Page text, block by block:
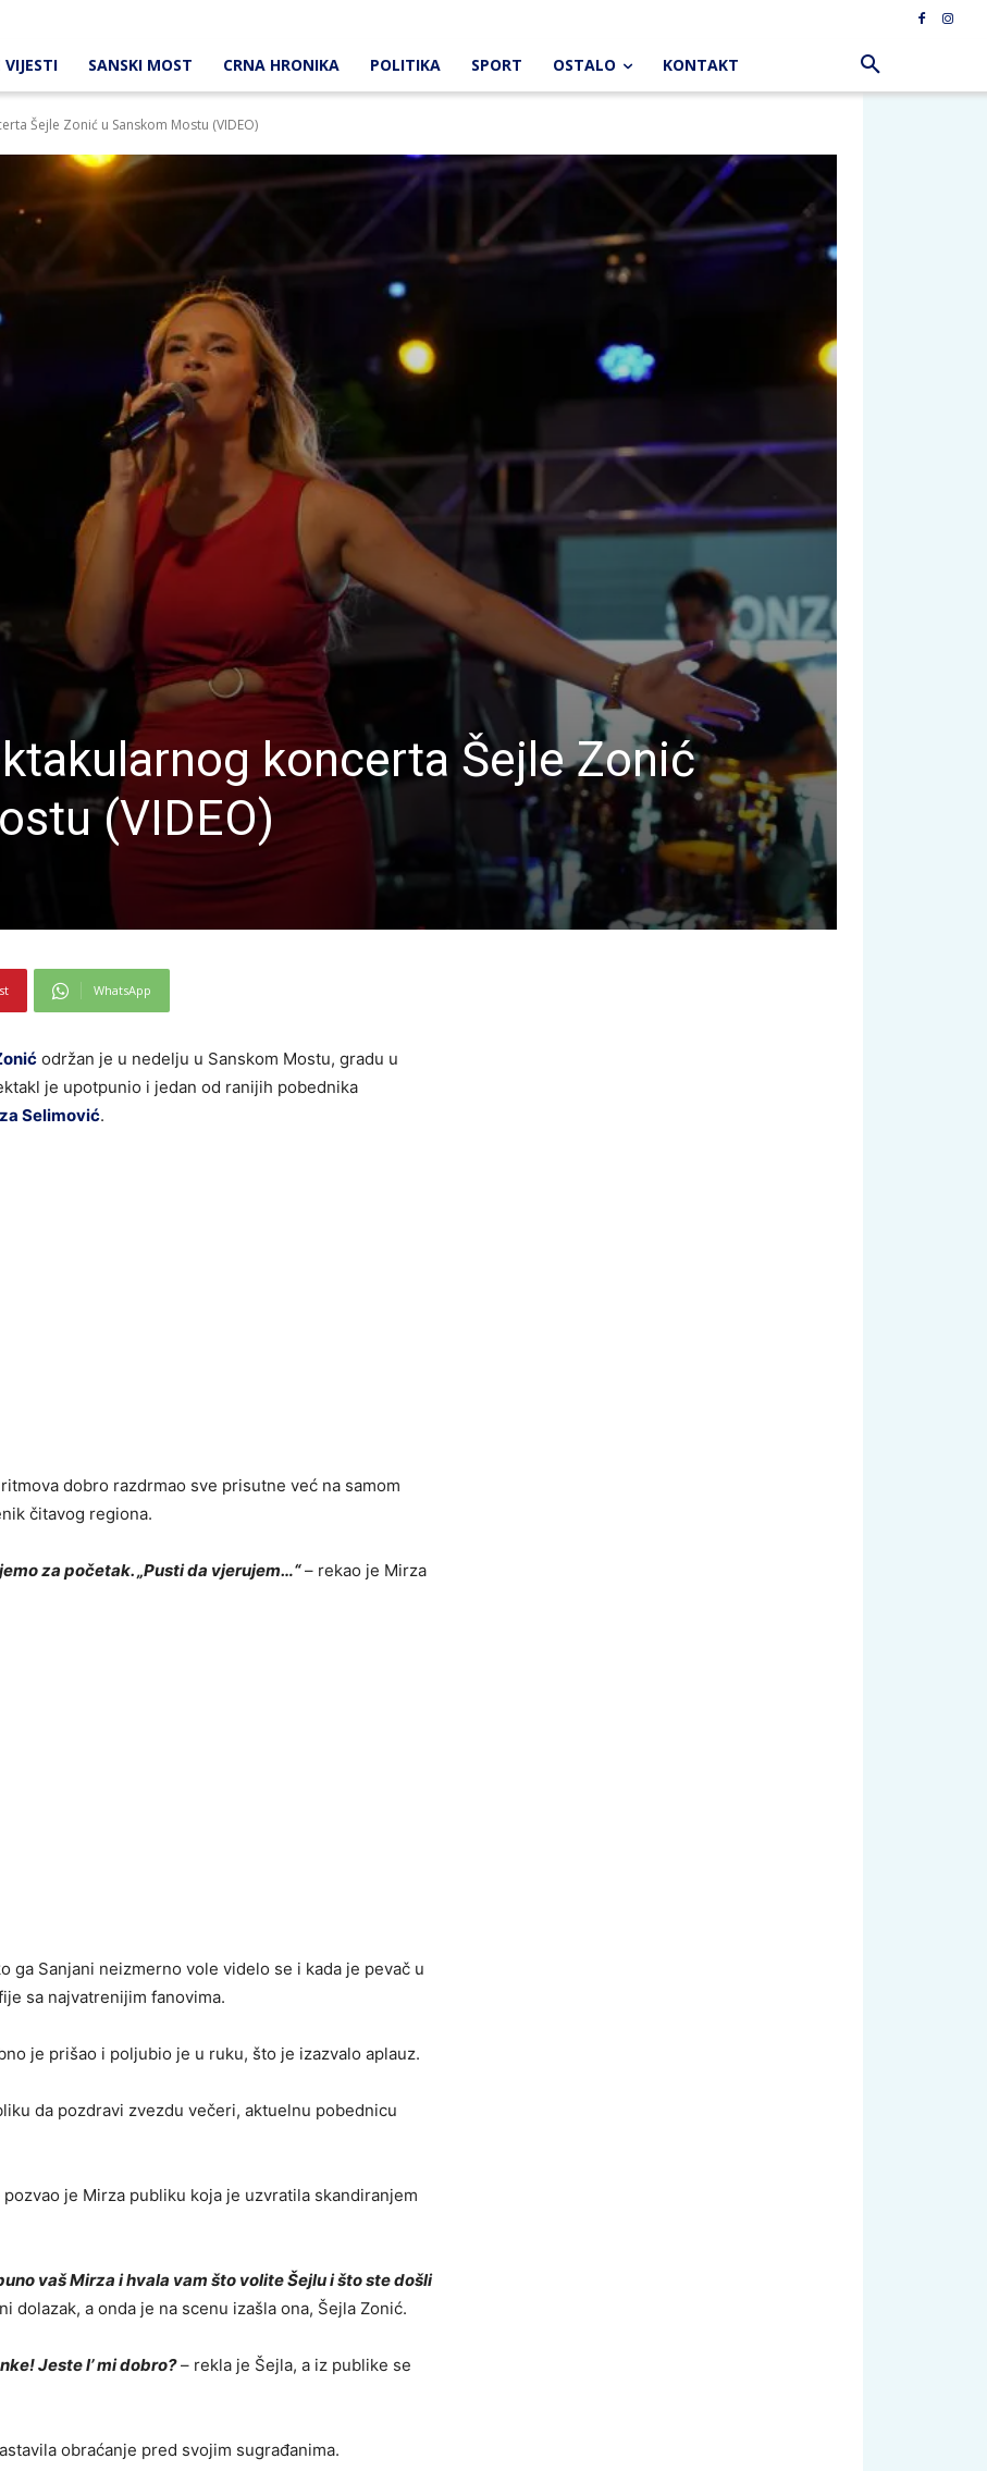
VIJESTI SANSKI MOST CRNA HRONIKA POLITIKA SPORT OSTALO KONTAKT
Šejle Zonić u Sanskom Mostu (VIDEO)
koncerta Šejle Zonić
(VIDEO)
WhatsApp
održan je u nedelju u Sanskom Mostu, gradu u
je upotpunio i jedan od ranijih pobednika
Selimović.
dobro razdrmao sve prisutne već na samom
čitavog regiona.
za početak. „Pusti da vjerujem…“– rekao je Mirza
ga Sanjani neizmerno vole videlo se i kada je pevač u
sa najvatrenijim fanovima.
je prišao i poljubio je u ruku, što je izazvalo aplauz.
da pozdravi zvezdu večeri, aktuelnu pobednicu
pozvao je Mirza publiku koja je uzvratila skandiranjem
vaš Mirza i hvala vam što volite Šejlu i što ste došli
dolazak, a onda je na scenu izašla ona, Šejla Zonić.
Jeste l’ mi dobro?– rekla je Šejla, a iz publike se
obraćanje pred svojim sugrađanima.